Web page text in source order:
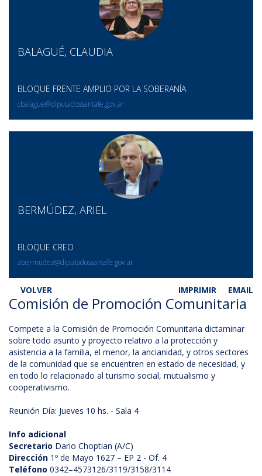
BALAGUÉ, CLAUDIA
BLOQUE FRENTE AMPLIO POR LA SOBERANÍA
cbalague@diputadossantafe.gov.ar
BERMÚDEZ, ARIEL
BLOQUE CREO
abermudez@diputadossantafe.gov.ar
VOLVER EMAIL
IMPRIMIR
Comisión de Promoción Comunitaria
Compete a la Comisión de Promoción Comunitaria dictaminar
sobre todo asunto y proyecto relativo a la protección y
asistencia a la familia, el menor, la ancianidad, y otros sectores
de la comunidad que se encuentren en estado de necesidad, y
en todo lo relacionado al turismo social, mutualismo y
cooperativismo.
Reunión Día: Jueves 10 hs. - Sala 4
Info adicional
Secretario Dario Choptian (A/C)
Dirección 1º de Mayo 1627 – EP 2 - Of. 4
Teléfono 0342–4573126/3119/3158/3114